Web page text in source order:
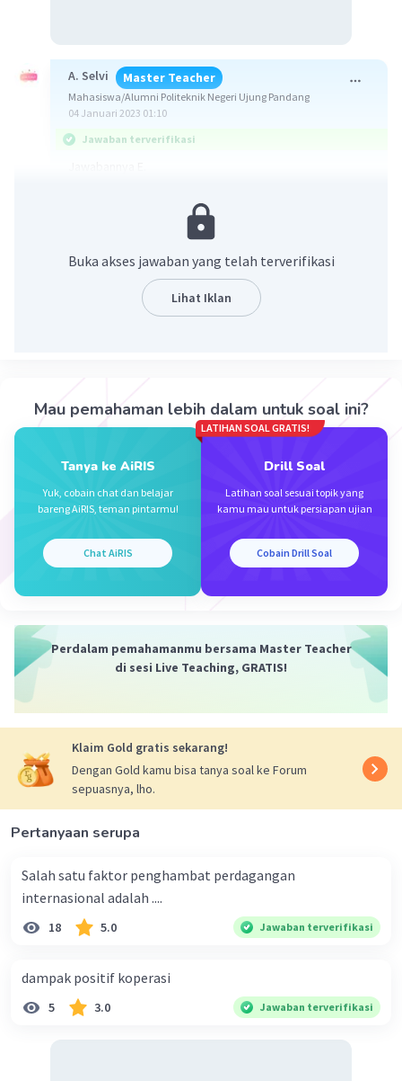
A. Selvi Master Teacher
Mahasiswa/Alumni Politeknik Negeri Ujung Pandang
04 Januari 2023 01:10
Jawaban terverifikasi
Ditanyakan: Jumlah MC (biaya marginal) saat produksi
barang (Q) = 10.
MC = 1.000 + 5Q + 2Q²
MC = 5 + 4Q
MC = 5 + 4Q
MC = 5 + 4(10)
MC = 45
Jadi, jawabannya adalah E. 45.
Buka akses jawaban yang telah terverifikasi
Lihat Iklan
Mau pemahaman lebih dalam untuk soal ini?
Tanya ke AiRIS
Yuk, cobain chat dan belajar
bareng AiRIS, teman pintarmu!
Chat AiRIS
LATIHAN SOAL GRATIS!
Drill Soal
Latihan soal sesuai topik yang
kamu mau untuk persiapan ujian
Cobain Drill Soal
Perdalam pemahamanmu bersama Master Teacher
di sesi Live Teaching, GRATIS!
Klaim Gold gratis sekarang!
Dengan Gold kamu bisa tanya soal ke Forum
sepuasnya, lho.
Pertanyaan serupa
Salah satu faktor penghambat perdagangan
internasional adalah ....
18 5.0 Jawaban terverifikasi
dampak positif koperasi
5 3.0 Jawaban terverifikasi